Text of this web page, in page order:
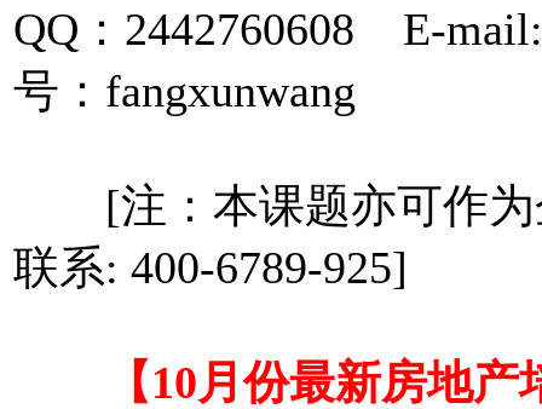
QQ：2442760608 E-
号：fangxunwang
[注：本课题亦可作为
联系: 400-6789-925]
【10月份最新房地产